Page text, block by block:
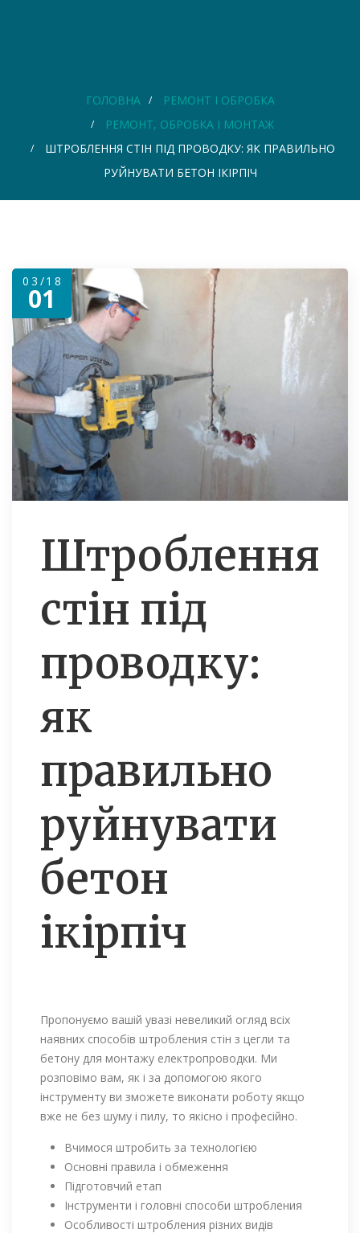
ГОЛОВНА
РЕМОНТ І ОБРОБКА
РЕМОНТ, ОБРОБКА І МОНТАЖ
ШТРОБЛЕННЯ СТІН ПІД ПРОВОДКУ: ЯК ПРАВИЛЬНО
РУЙНУВАТИ БЕТОН ІКІРПІЧ
03/18
01
Штроблення
стін під
проводку:
як
правильно
руйнувати
бетон
ікірпіч
Пропонуємо вашій увазі невеликий огляд всіх
наявних способів штробления стін з цегли та
бетону для монтажу електропроводки. Ми
розповімо вам, як і за допомогою якого
інструменту ви зможете виконати роботу якщо
вже не без шуму і пилу, то якісно і професійно.
Вчимося штробить за технологією
Основні правила і обмеження
Підготовчий етап
Інструменти і головні способи штробления
Особливості штробления різних видів